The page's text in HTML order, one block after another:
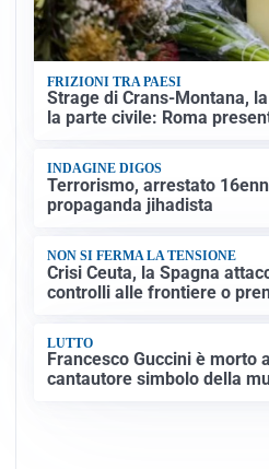
FRIZIONI TRA PAESI
Strage di Crans-Montana,
la parte civile: Roma
INDAGINE DIGOS
Terrorismo, arrestato
propaganda jihadista
NON SI FERMA LA TENSIONE
Crisi Ceuta, la Spagna
controlli alle frontiere o
LUTTO
Francesco Guccini è morto
cantautore simbolo della